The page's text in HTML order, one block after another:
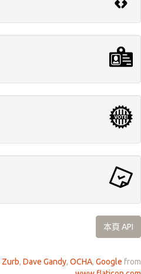
本頁 API
Zurb, Dave Gandy, OCHA, Google from